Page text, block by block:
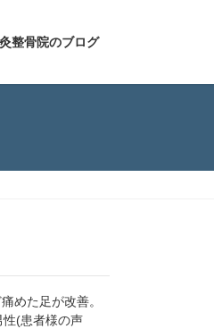
整骨院のブログ
めた足が改善。
(患者様の声